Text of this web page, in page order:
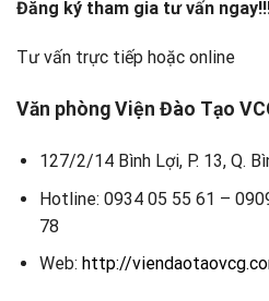
Đăng ký tham gia tư vấn
Tư vấn trực tiếp hoặc online
Văn phòng Viện Đào Tạo
127/2/14 Bình Lợi, P. 13, Q.
Hotline: 0934 05 55 61 –
78
Web: http://